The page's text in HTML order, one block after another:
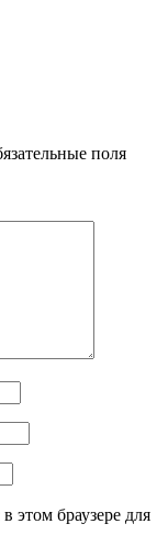
поля
этом браузере для